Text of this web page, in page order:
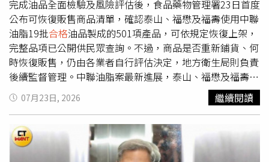
完成油品全面檢驗及風險評估後，食品藥物管理署23日首度
公布可恢復販售商品清單，確認泰山、福懋及福壽使用中聯
油脂19批合格油品製成的501項產品，可依規定恢復上架，
完整品項已公開供民眾查詢。不過，商品是否重新鋪貨、何
時恢復販售，仍由各業者自行評估決定，地方衛生局則負責
後續監督管理。中聯油脂案最新進展，泰山、福懋及福壽共
501項商品確認可恢復販售。（圖／翻攝自食藥署官網）中
聯油脂生產的大豆沙拉油日前被檢出致癌物「苯駢芘」超
標，問題油品流向泰山、福壽、福懋等多家下游業者，受影
響業者超過千家。衛福部因此於7月9日宣布，針對中聯油脂
今年4月至6月生產的30批油品全面採取預防性下架措施，
07月23日, 2026 繼續閱讀